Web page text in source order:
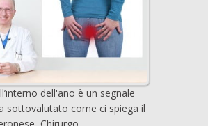
dell'ano è un segnale
sottovalutato come ci spiega il
Chirurgo